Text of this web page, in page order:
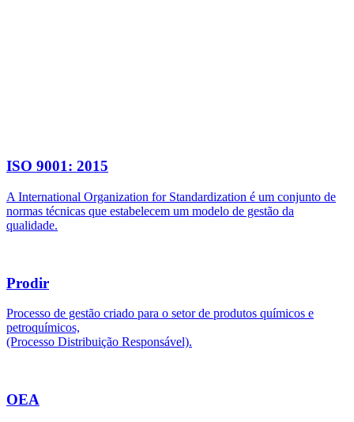
ISO 9001: 2015
A International Organization for Standardization é um conjunto de
normas técnicas que estabelecem um modelo de gestão da
qualidade.
Prodir
Processo de gestão criado para o setor de produtos químicos e
petroquímicos,
(Processo Distribuição Responsável).
OEA